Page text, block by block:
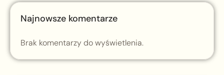
Najnowsze komentarze
Brak komentarzy do wyświetlenia.